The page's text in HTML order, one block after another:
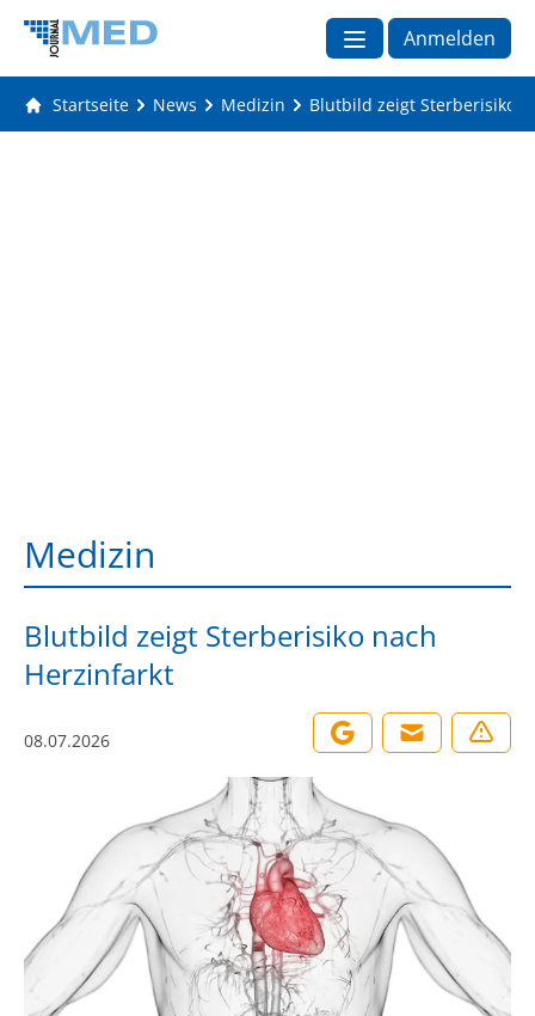
Anmelden
Startseite News Medizin Blutbild zeigt Sterberisiko
Medizin
Blutbild zeigt Sterberisiko nach
Herzinfarkt
08.07.2026